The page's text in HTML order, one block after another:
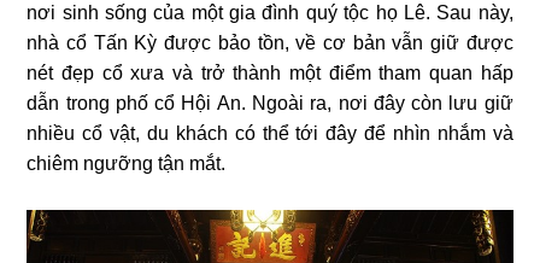
nơi sinh sống của một gia đình quý tộc họ Lê. Sau này,
nhà cổ Tấn Kỳ được bảo tồn, về cơ bản vẫn giữ được
nét đẹp cổ xưa và trở thành một điểm tham quan hấp
dẫn trong phố cổ Hội An. Ngoài ra, nơi đây còn lưu giữ
nhiều cổ vật, du khách có thể tới đây để nhìn nhắm và
chiêm ngưỡng tận mắt.